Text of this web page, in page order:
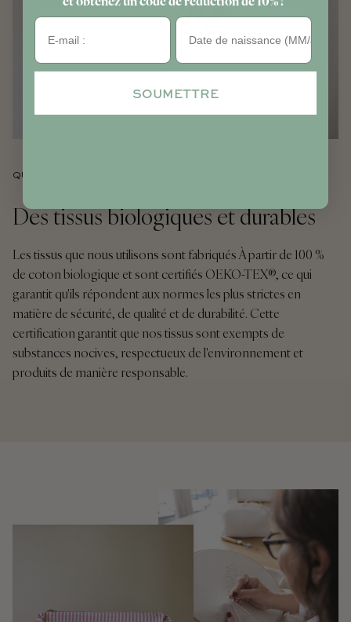
QUALITÉ
Des tissus biologiques et durables
Les tissus que nous utilisons sont fabriqués À partir de 100 %
de coton biologique et sont certifiés OEKO-TEX®, ce qui
garantit qu'ils répondent aux normes les plus strictes en
matière de sécurité, de qualité et de durabilité. Cette
certification garantit que nos tissus sont exempts de
substances nocives, respectueux de l'environnement et
produits de manière responsable.
Anniversaire
SOUMETTRE